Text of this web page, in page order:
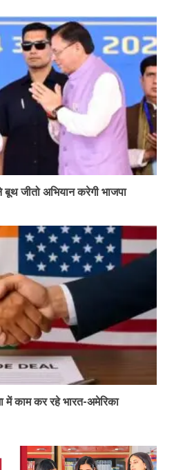
जीतो अभियान करेगी भाजपा
में काम कर रहे भारत-अमेरिका